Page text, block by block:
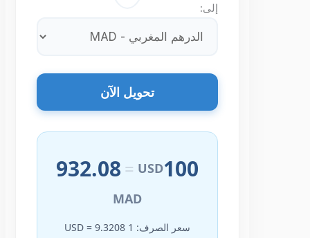
تحويل الآن
100
USD
=
932.08
MAD
سعر الصرف: 1 USD = 9.3208